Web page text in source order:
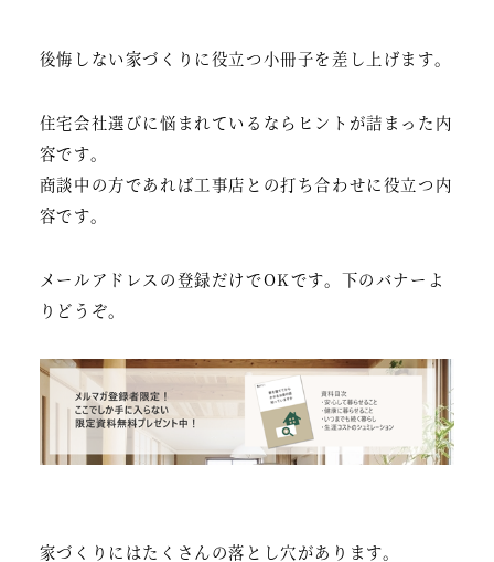
後悔しない家づくりに役立つ小冊子を差し上げます。
住宅会社選びに悩まれているならヒントが詰まった内
容です。
商談中の方であれば工事店との打ち合わせに役立つ内
容です。
メールアドレスの登録だけでOKです。下のバナーよ
りどうぞ。
家づくりにはたくさんの落とし穴があります。